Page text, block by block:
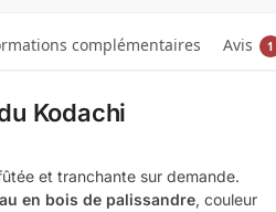
complémentaires Avis 1
Kodachi
et tranchante sur demande.
en bois de palissandre, couleur